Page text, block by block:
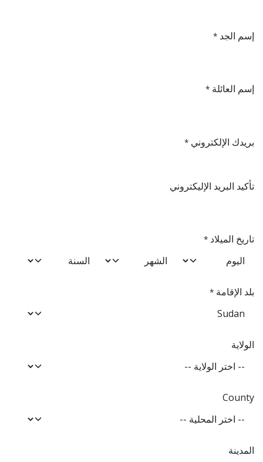
إسم الجد *
إسم العائلة *
بريدك الإلكتروني *
تأكيد البريد الإليكتروني
تاريخ الميلاد *
بلد الإقامة *
الولاية
County
المدينة